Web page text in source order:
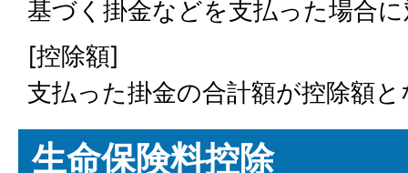
基づく掛金などを支払った場合
[控除額]
支払った掛金の合計額が控除額
生命保険料控除